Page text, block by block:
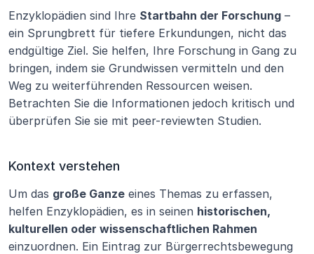
Enzyklopädien sind Ihre Startbahn der Forschung –
ein Sprungbrett für tiefere Erkundungen, nicht das
endgültige Ziel. Sie helfen, Ihre Forschung in Gang zu
bringen, indem sie Grundwissen vermitteln und den
Weg zu weiterführenden Ressourcen weisen.
Betrachten Sie die Informationen jedoch kritisch und
überprüfen Sie sie mit peer-reviewten Studien.
Kontext verstehen
Um das große Ganze eines Themas zu erfassen,
helfen Enzyklopädien, es in seinen historischen,
kulturellen oder wissenschaftlichen Rahmen
einzuordnen. Ein Eintrag zur Bürgerrechtsbewegung